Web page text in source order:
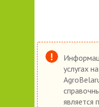
услугах
является